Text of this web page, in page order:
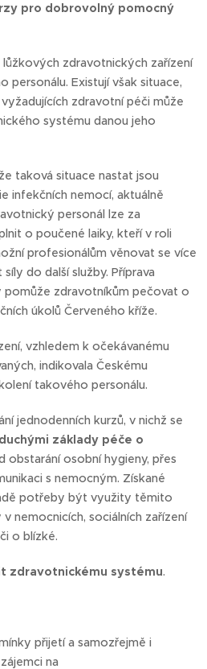
pro dobrovolný pomocný
zdravotnických zařízení
Existují však situace,
zdravotní péči může
systému danou jeho
taková situace nastat jsou
infekčních nemocí, aktuálně
personál lze za
o poučené laiky, kteří v roli
profesionálům věnovat se více
do další služby. Příprava
zdravotníkům pečovat o
úkolů Červeného kříže.
vzhledem k očekávanému
indikovala Českému
takového personálu.
jednodenních kurzů, v nichž se
základy péče o
obstarání osobní hygieny, přes
s nemocným. Získané
potřeby být využity těmito
nemocnicích, sociálních zařízení
o blízké.
zdravotnickému systému.
přijetí a samozřejmě i
na